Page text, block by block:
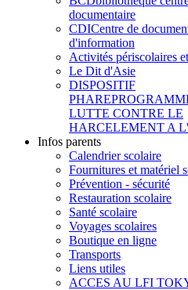
documentaire
CDICentre de
d'information
Activités périscolaires
Le Dit d'Asie
DISPOSITIF
PHARE
LUTTE CONTRE LE
HARCELEMENT A
Infos parents
Calendrier scolaire
Fournitures et matériel
Prévention - sécurité
Restauration scolaire
Santé scolaire
Voyages scolaires
Boutique en ligne
Transports
Liens utiles
ACCES AU LFI